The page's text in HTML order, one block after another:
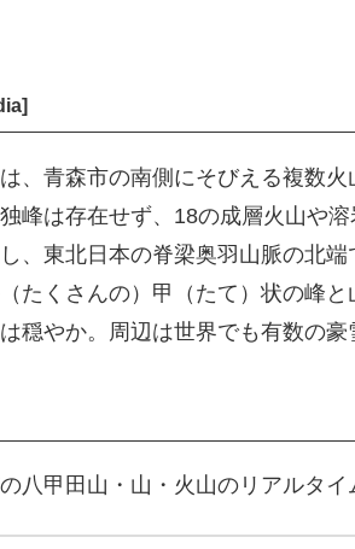
、青森市の南側にそびえる複数火
峰は存在せず、18の成層火山や
、東北日本の脊梁奥羽山脈の北
たくさんの）甲（たて）状の峰
穏やか。周辺は世界でも有数の豪
八甲田山・山・火山のリアルタイ